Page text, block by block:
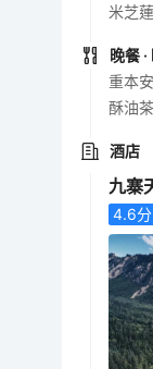
米芝
晚餐
重本
酥油
酒店
九寨
4.6分